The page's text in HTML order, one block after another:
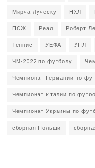
Мирча Луческу
НХЛ
ПСЖ
Реал Роберт
Теннис
УЕФА УПЛ
ЧМ-2022 по футболу
Чемпионат Германии по
Чемпионат Италии по
Чемпионат Украины по
сборная Польши